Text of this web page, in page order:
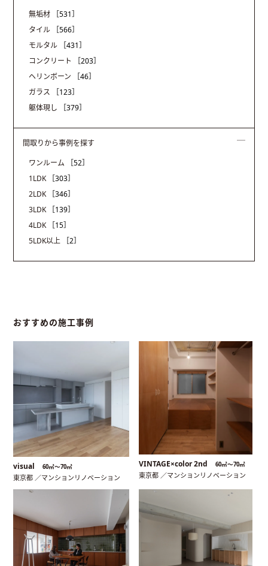
無垢材
［531］
タイル
［566］
モルタル
［431］
コンクリート
［203］
ヘリンボーン
［46］
ガラス
［123］
躯体現し
［379］
間取りから事例を探す
ワンルーム
［52］
1LDK
［303］
2LDK
［346］
3LDK
［139］
4LDK
［15］
5LDK以上
［2］
おすすめの施工事例
visual 60㎡〜70㎡
東京都 ／マンションリノベーション
VINTAGE×color 2nd 60㎡〜70㎡
東京都 ／マンションリノベーション